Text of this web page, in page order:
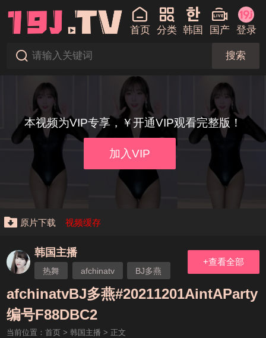
首页 分类 韩国 国产 登录
搜索
本视频为VIP专享，￥开通VIP观看完整版！
加入VIP
原片下载 视频缓存
韩国主播
热舞 afchinatv BJ多燕
+查看全部
afchinatvBJ多燕#20211201AintAParty
编号F88DBC2
当前位置： 首页> 韩国主播 > 正文